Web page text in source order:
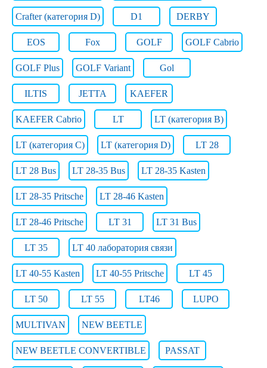
Crafter (категория D) D1 DERBY
EOS Fox GOLF GOLF Cabrio
GOLF Plus GOLF Variant Gol
ILTIS JETTA KAEFER
KAEFER Cabrio LT LT (категория B)
LT (категория C) LT (категория D) LT 28
LT 28 Bus LT 28-35 Bus LT 28-35 Kasten
LT 28-35 Pritsche LT 28-46 Kasten
LT 28-46 Pritsche LT 31 LT 31 Bus
LT 35 LT 40 лаборатория связи
LT 40-55 Kasten LT 40-55 Pritsche LT 45
LT 50 LT 55 LT46 LUPO
MULTIVAN NEW BEETLE
NEW BEETLE CONVERTIBLE PASSAT